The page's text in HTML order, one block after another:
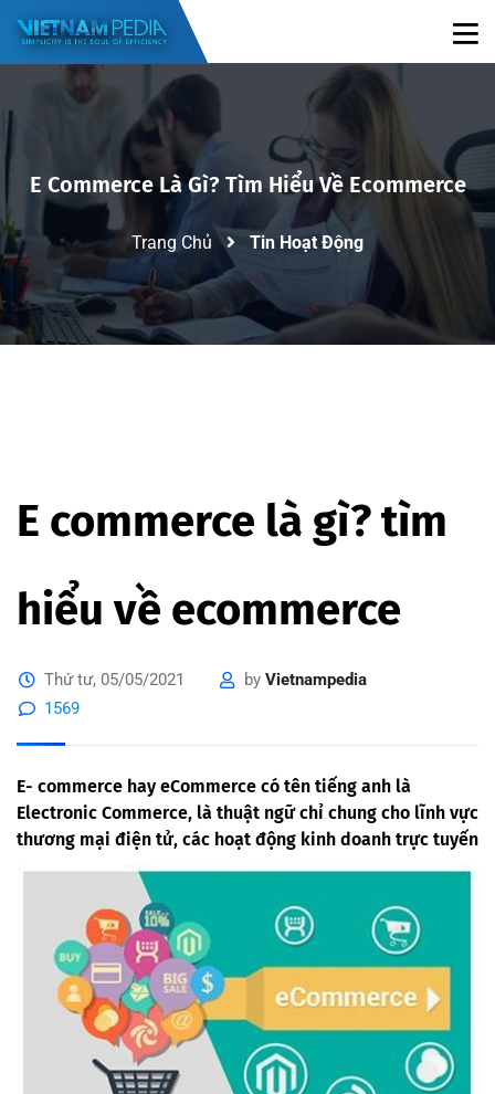
E Commerce Là Gì? Tìm Hiểu Về Ecommerce
Trang Chủ Tin Hoạt Động
E commerce là gì? tìm
hiểu về ecommerce
Thứ tư, 05/05/2021 by Vietnampedia
1569
E- commerce hay eCommerce có tên tiếng anh là
Electronic Commerce, là thuật ngữ chỉ chung cho lĩnh vực
thương mại điện tử, các hoạt động kinh doanh trực tuyến